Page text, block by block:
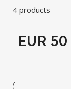
4 products
EUR 50